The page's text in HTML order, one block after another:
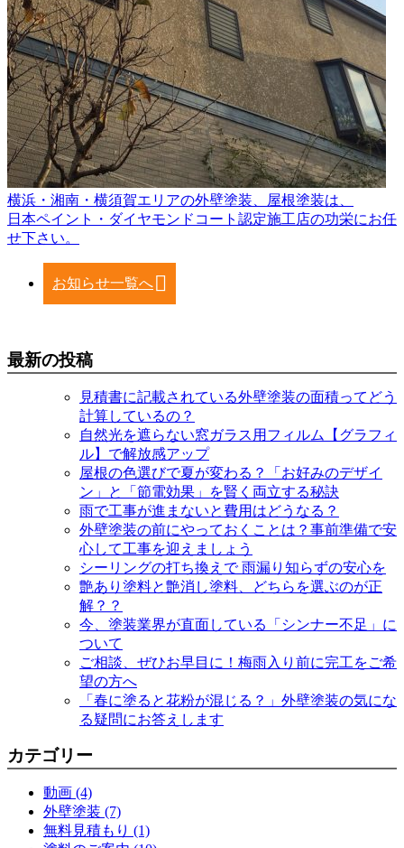
横浜・湘南・横須賀エリアの外壁塗装、屋根塗装は、
日本ペイント・ダイヤモンドコート認定施工店の功栄にお任
せ下さい。
お知らせ一覧へ
最新の投稿
見積書に記載されている外壁塗装の面積ってどう
計算しているの？
自然光を遮らない窓ガラス用フィルム【グラフィ
ル】で解放感アップ
屋根の色選びで夏が変わる？「お好みのデザイ
ン」と「節電効果」を賢く両立する秘訣
雨で工事が進まないと費用はどうなる？
外壁塗装の前にやっておくことは？事前準備で安
心して工事を迎えましょう
シーリングの打ち換えで 雨漏り知らずの安心を
艶あり塗料と艶消し塗料、どちらを選ぶのが正
解？？
今、塗装業界が直面している「シンナー不足」に
ついて
ご相談、ぜひお早目に！梅雨入り前に完工をご希
望の方へ
「春に塗ると花粉が混じる？」外壁塗装の気にな
る疑問にお答えします
カテゴリー
動画 (4)
外壁塗装 (7)
無料見積もり (1)